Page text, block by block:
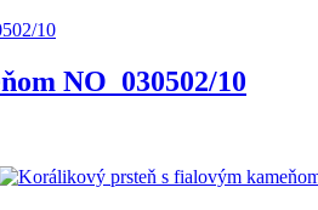
NO_030502/10